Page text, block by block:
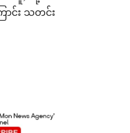
ာင်း သတင်း